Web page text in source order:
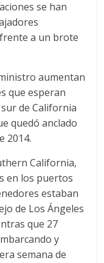
se han
a un brote
aumentan
que esperan
de California
quedó anclado
2014.
California,
en los puertos
estaban
de Los Ángeles
que 27
y
semana de